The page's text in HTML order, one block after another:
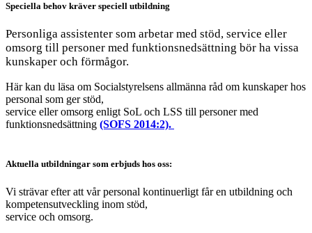
Speciella behov kräver speciell utbildning
Personliga assistenter som arbetar med stöd, service eller
omsorg till personer med funktionsnedsättning bör ha vissa
kunskaper och förmågor.
Här kan du läsa om Socialstyrelsens allmänna råd om kunskaper hos
personal som ger stöd,
service eller omsorg enligt SoL och LSS till personer med
funktionsnedsättning (SOFS 2014:2).
Aktuella utbildningar som erbjuds hos oss:
Vi strävar efter att vår personal kontinuerligt får en utbildning och
kompetensutveckling inom stöd,
service och omsorg.